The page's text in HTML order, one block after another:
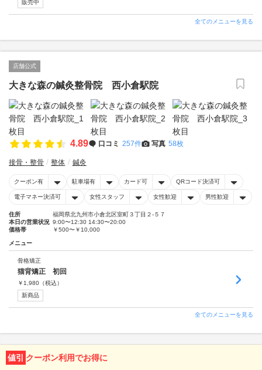
販売中
全てのメニューを見る
店舗公式
大きな森の鍼灸整骨院 西小倉駅院
4.89 口コミ 257件 写真 58枚
接骨・整骨 整体 鍼灸
クーポン有 駐車場有 カード可 QRコード決済可
電子マネー決済可 女性スタッフ 女性歓迎 男性歓迎
住所
福岡県北九州市小倉北区室町３丁目２‐５７
本日の営業状況 9:00〜12:30 14:30〜20:00
価格帯
￥500〜￥10,000
メニュー
骨格矯正
猫背矯正 初回
￥ 1,980 （税込）
新商品
全てのメニューを見る
値引 クーポン利用でお得に